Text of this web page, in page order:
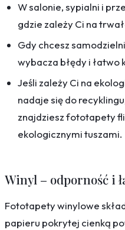
W salonie, sypialni i
gdzie zależy Ci na
Gdy chcesz
wybacza błędy i łatwo
Jeśli zależy Ci na
nadaje się do
znajdziesz fototapety
ekologicznymi tuszami.
Winyl – odporność i
Fototapety winylowe
papieru pokrytej cienką